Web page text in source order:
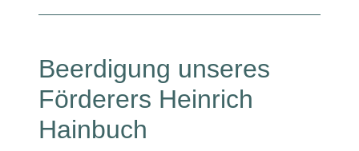
Beerdigung unseres
Förderers Heinrich
Hainbuch